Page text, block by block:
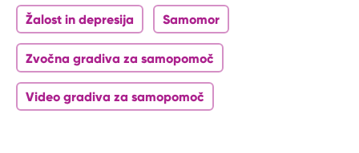
Žalost in depresija Samomor
Zvočna gradiva za samopomoč
Video gradiva za samopomoč